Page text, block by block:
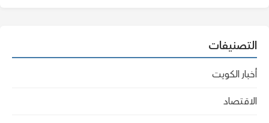
التصنيفات
أخبار الكويت
الاقتصاد